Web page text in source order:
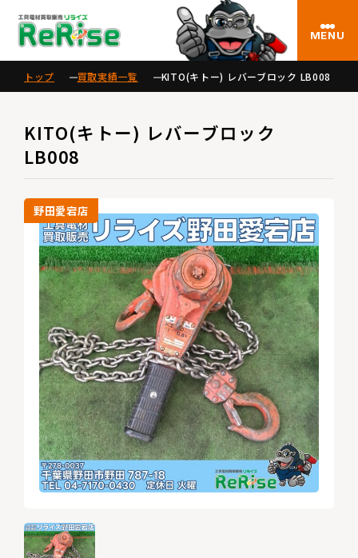
MENU
トップ 買取実績一覧 KITO(キトー) レバーブロック LB008
KITO(キトー) レバーブロック
LB008
野田愛宕店